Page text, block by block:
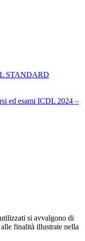
STANDARD
ed esami ICDL 2024 –
si avvalgono di
finalità illustrate nella